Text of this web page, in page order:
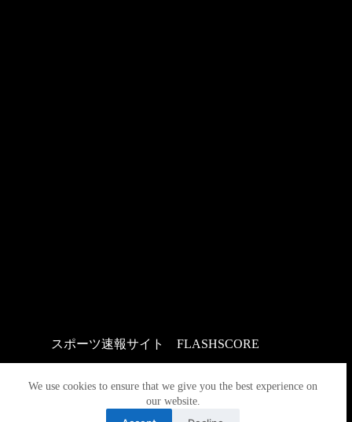
We use cookies to ensure that we give you the best experience on
our website.
スポーツ速報サイト FLASHSCORE